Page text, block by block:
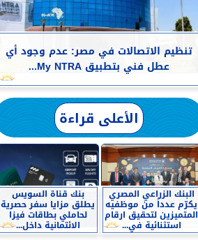
تنظيم الاتصالات في مصر: عدم وجود أي
عطل فني بتطبيق My NTRA...
الأعلى قراءة
البنك الزراعي المصري
يكرّم عدداً من موظفيه
المتميزين لتحقيق ارقام
استثنائية في...
بنك قناة السويس
يطلق مزايا سفر حصرية
لحاملي بطاقات فيزا
الائتمانية داخل...